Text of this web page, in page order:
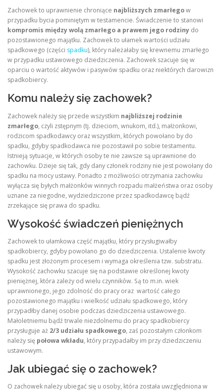
Zachowek to uprawnienie chroniące najbliższych zmarłegow
przypadku bycia pominiętym w testamencie. Świadczenie to stanowi
kompromis między wolą zmarłego a prawem jego rodziny do
pozostawionego majątku. Zachowek to ułamek wartości udziału
spadkowego (części spadku), który należałaby się krewnemu zmarłego
w przypadku ustawowego dziedziczenia. Zachowek szacuje się w
oparciu o wartość aktywów i pasywów spadku oraz niektórych darowizn
spadkobiercy.
Komu należy się zachowek?
Zachowek należy się przede wszystkim najbliższej rodzinie
zmarłego, czyli zstępnym (tj. dzieciom, wnukom, itd.), małżonkowi,
rodzicom spadkodawcy oraz wszystkim, których powołano by do
spadku, gdyby spadkodawca nie pozostawił po sobie testamentu.
Istnieją sytuacje, w których osoby te nie zawsze są uprawnione do
zachowku. Dzieje się tak, gdy dany członek rodziny nie jest powołany do
spadku na mocy ustawy. Ponadto z możliwości otrzymania zachowku
wyłącza się byłych małżonków winnych rozpadu małżeństwa oraz osoby
uznane za niegodne, wydziedziczone przez spadkodawcę bądź
zrzekające się prawa do spadku.
Wysokość świadczeń pieniężnych
Zachowek to ułamkowa część majątku, który przysługiwałby
spadkobiercy, gdyby powołano go do dziedziczenia. Ustalenie kwoty
spadku jest złożonym procesem i wymaga określenia tzw. substratu.
Wysokość zachowku szacuje się na podstawie określonej kwoty
pieniężnej, która zależy od wielu czynników. Są to m.in. wiek
uprawnionego, jego zdolność do pracy oraz wartość całego
pozostawionego majątku i wielkość udziału spadkowego, który
przypadłby danej osobie podczas dziedziczenia ustawowego.
Małoletniemu bądź trwale niezdolnemu do pracy spadkobiercy
przysługuje aż 2/3 udziału spadkowego, zaś pozostałym członkom
należy się połowa wkładu, który przypadałby im przy dziedziczeniu
ustawowym.
Jak ubiegać się o zachowek?
O zachowek należy ubiegać się u osoby, która została uwzględniona w